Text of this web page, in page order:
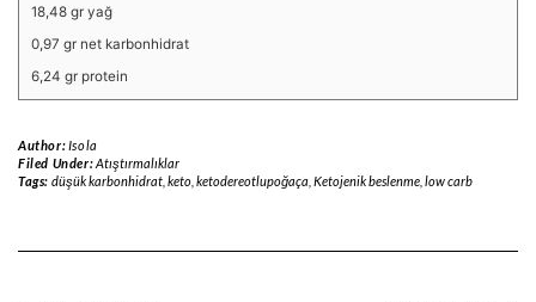
18,48 gr yağ
0,97 gr net karbonhidrat
6,24 gr protein
Author:Isola
Filed Under:Atıştırmalıklar
Tags: düşük karbonhidrat, keto, ketodereotlupoğaça Ketojenik beslenme, low carb